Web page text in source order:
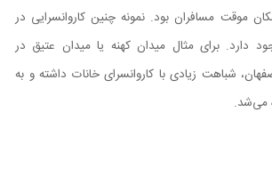
موقت مسافران بود. نمونه چنین کاروانسرایی در
دارد. برای مثال میدان کهنه یا میدان عتیق در
شباهت زیادی با کاروانسرای خانات داشته و به
می‌شد.